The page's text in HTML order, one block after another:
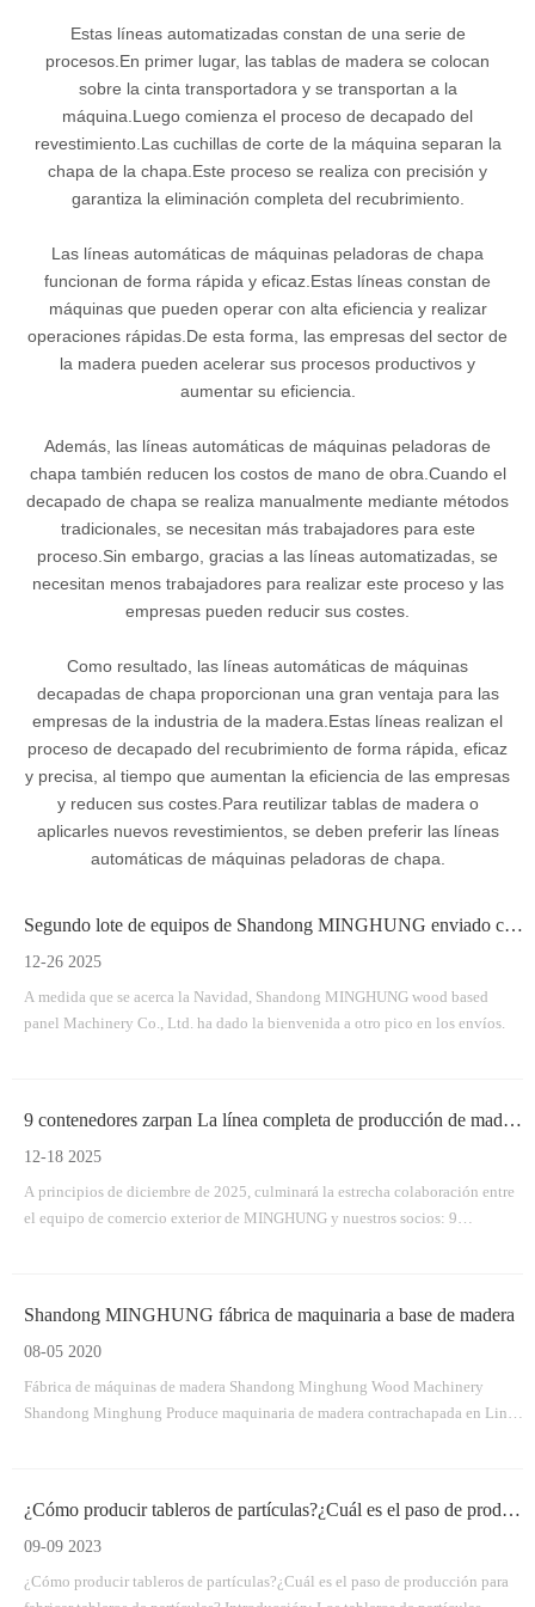
Estas líneas automatizadas constan de una serie de
procesos.En primer lugar, las tablas de madera se colocan
sobre la cinta transportadora y se transportan a la
máquina.Luego comienza el proceso de decapado del
revestimiento.Las cuchillas de corte de la máquina separan la
chapa de la chapa.Este proceso se realiza con precisión y
garantiza la eliminación completa del recubrimiento.
Las líneas automáticas de máquinas peladoras de chapa
funcionan de forma rápida y eficaz.Estas líneas constan de
máquinas que pueden operar con alta eficiencia y realizar
operaciones rápidas.De esta forma, las empresas del sector de
la madera pueden acelerar sus procesos productivos y
aumentar su eficiencia.
Además, las líneas automáticas de máquinas peladoras de
chapa también reducen los costos de mano de obra.Cuando el
decapado de chapa se realiza manualmente mediante métodos
tradicionales, se necesitan más trabajadores para este
proceso.Sin embargo, gracias a las líneas automatizadas, se
necesitan menos trabajadores para realizar este proceso y las
empresas pueden reducir sus costes.
Como resultado, las líneas automáticas de máquinas
decapadas de chapa proporcionan una gran ventaja para las
empresas de la industria de la madera.Estas líneas realizan el
proceso de decapado del recubrimiento de forma rápida, eficaz
y precisa, al tiempo que aumentan la eficiencia de las empresas
y reducen sus costes.Para reutilizar tablas de madera o
aplicarles nuevos revestimientos, se deben preferir las líneas
automáticas de máquinas peladoras de chapa.
Segundo lote de equipos de Shandong MINGHUNG enviado con éxito
12-26 2025
A medida que se acerca la Navidad, Shandong MINGHUNG wood based
panel Machinery Co., Ltd. ha dado la bienvenida a otro pico en los envíos.
9 contenedores zarpan La línea completa de producción de madera contrachapada de MINGHUNG parte con éxito
12-18 2025
A principios de diciembre de 2025, culminará la estrecha colaboración entre
el equipo de comercio exterior de MINGHUNG y nuestros socios: 9
Shandong MINGHUNG fábrica de maquinaria a base de madera
08-05 2020
Fábrica de máquinas de madera Shandong Minghung Wood Machinery
Shandong Minghung Produce maquinaria de madera contrachapada en Linyi
pelado de veneno, madera vywood vly vywwood Vwood vywood
¿Cómo producir tableros de partículas?¿Cuál es el paso de producción?
09-09 2023
¿Cómo producir tableros de partículas?¿Cuál es el paso de producción para